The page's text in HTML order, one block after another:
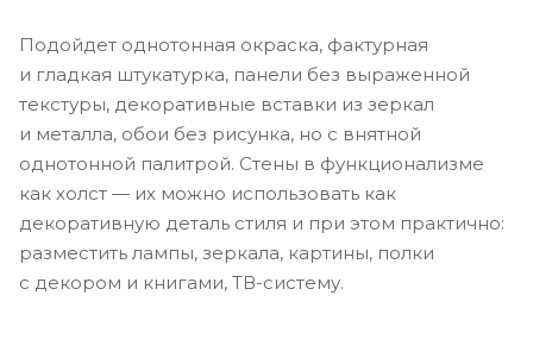
Подойдет однотонная окраска, фактурная
и гладкая штукатурка, панели без выраженной
текстуры, декоративные вставки из зеркал
и металла, обои без рисунка, но с внятной
однотонной палитрой. Стены в функционализме
как холст — их можно использовать как
декоративную деталь стиля и при этом практично:
разместить лампы, зеркала, картины, полки
с декором и книгами, ТВ-систему.